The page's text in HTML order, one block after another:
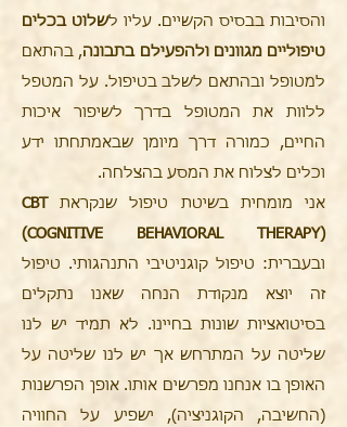
והסיבות בבסיס הקשיים. עליו לשלוט בכלים
טיפוליים מגוונים ולהפעילם בתבונה, בהתאם
למטופל ובהתאם לשלב בטיפול. על המטפל
ללוות את המטופל בדרך לשיפור איכות
החיים, כמורה דרך מיומן שבאמתחתו ידע
וכלים לצלוח את המסע בהצלחה.
אני מומחית בשיטת טיפול שנקראת
CBT
(COGNITIVE BEHAVIORAL THERAPY)
ובעברית: טיפול קוגניטיבי התנהגותי. טיפול
זה יוצא מנקודת הנחה שאנו נתקלים
בסיטואציות שונות בחיינו. לא תמיד יש לנו
שליטה על המתרחש אך יש לנו שליטה על
האופן בו אנחנו מפרשים אותו. אופן הפרשנות
(החשיבה, הקוגניציה), ישפיע על החוויה